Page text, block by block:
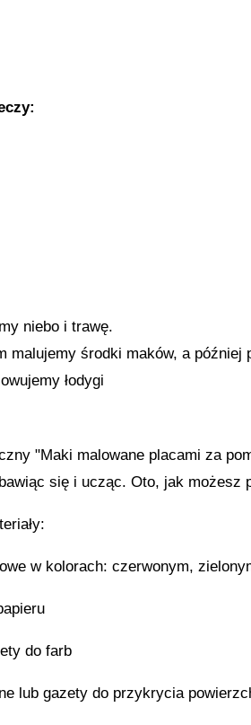
niebo i trawę.
malujemy środki maków, a później
łodygi
"Maki malowane placami za
się i ucząc. Oto, jak możesz
w kolorach: czerwonym,
do farb
lub gazety do przykrycia